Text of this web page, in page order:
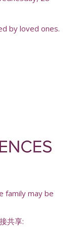
by loved ones.
family may be
共享: